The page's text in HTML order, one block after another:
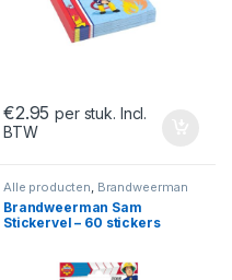
€2.95 per stuk. Incl.
BTW
Alle producten, Brandweerman
Sam
Brandweerman Sam
Stickervel – 60 stickers